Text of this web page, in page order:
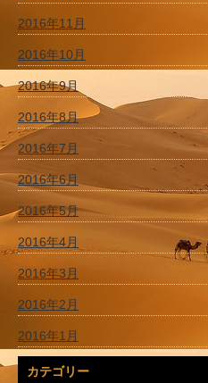
2016年11月
2016年10月
2016年9月
2016年8月
2016年7月
2016年6月
2016年5月
2016年4月
2016年3月
2016年2月
2016年1月
カテゴリー